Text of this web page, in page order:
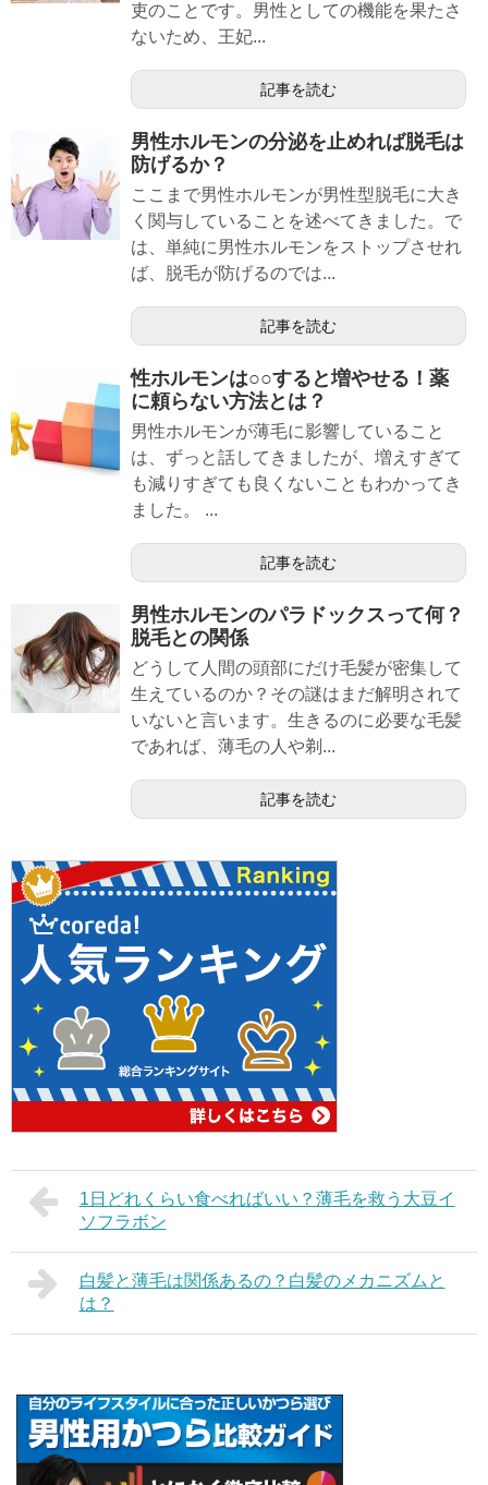
吏のことです。男性としての機能を果たさ
ないため、王妃...
記事を読む
男性ホルモンの分泌を止めれば脱毛は
防げるか？
ここまで男性ホルモンが男性型脱毛に大き
く関与していることを述べてきました。で
は、単純に男性ホルモンをストップさせれ
ば、脱毛が防げるのでは...
記事を読む
性ホルモンは○○すると増やせる！薬
に頼らない方法とは？
男性ホルモンが薄毛に影響していること
は、ずっと話してきましたが、増えすぎて
も減りすぎても良くないこともわかってき
ました。 ...
記事を読む
男性ホルモンのパラドックスって何？
脱毛との関係
どうして人間の頭部にだけ毛髪が密集して
生えているのか？その謎はまだ解明されて
いないと言います。生きるのに必要な毛髪
であれば、薄毛の人や剃...
記事を読む
1日どれくらい食べればいい？薄毛を救う大豆イ
ソフラボン
白髪と薄毛は関係あるの？白髪のメカニズムと
は？